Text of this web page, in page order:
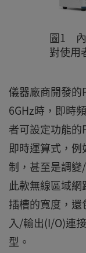
圖1 內
對使用
儀器廠商開發的
6GHz時，即時
者可設定功能的
即時運算式，
制，甚至是調變
此款無線區域
插槽的寬度，
入/輸出(I/O)連
型。